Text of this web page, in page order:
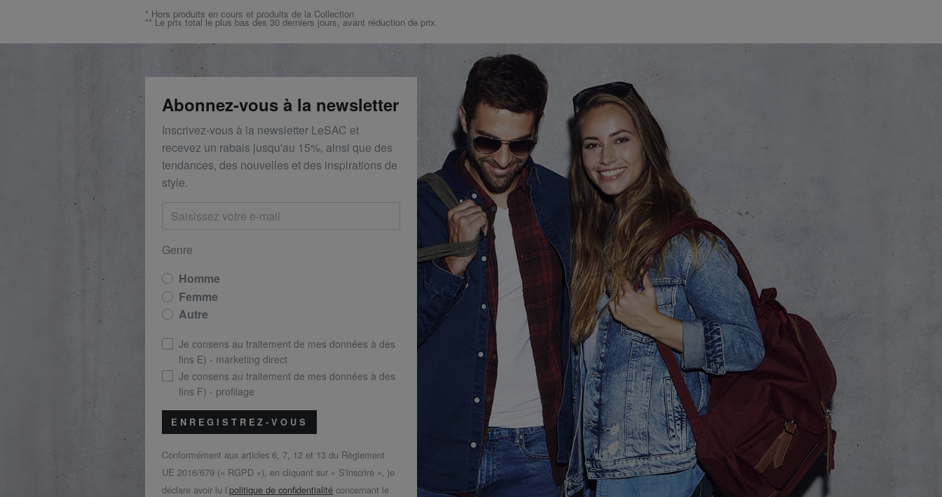
* Hors produits en cours et produits de la Collection
** Le prix total le plus bas des 30 derniers jours, avant réduction de prix.
Abonnez-vous à la newsletter
Inscrivez-vous à la newsletter LeSAC et
recevez un rabais jusqu'au 15%, ainsi que des
tendances, des nouvelles et des inspirations de
style.
Genre
Homme
Femme
Autre
Je consens au traitement de mes données à des
fins E) - marketing direct
Je consens au traitement de mes données à des
fins F) - profilage
ENREGISTREZ-VOUS
Conformément aux articles 6, 7, 12 et 13 du Règlement
UE 2016/679 (« RGPD »), en cliquant sur « S'inscrire », je
déclare avoir lu l’politique de confidentialité concernant le